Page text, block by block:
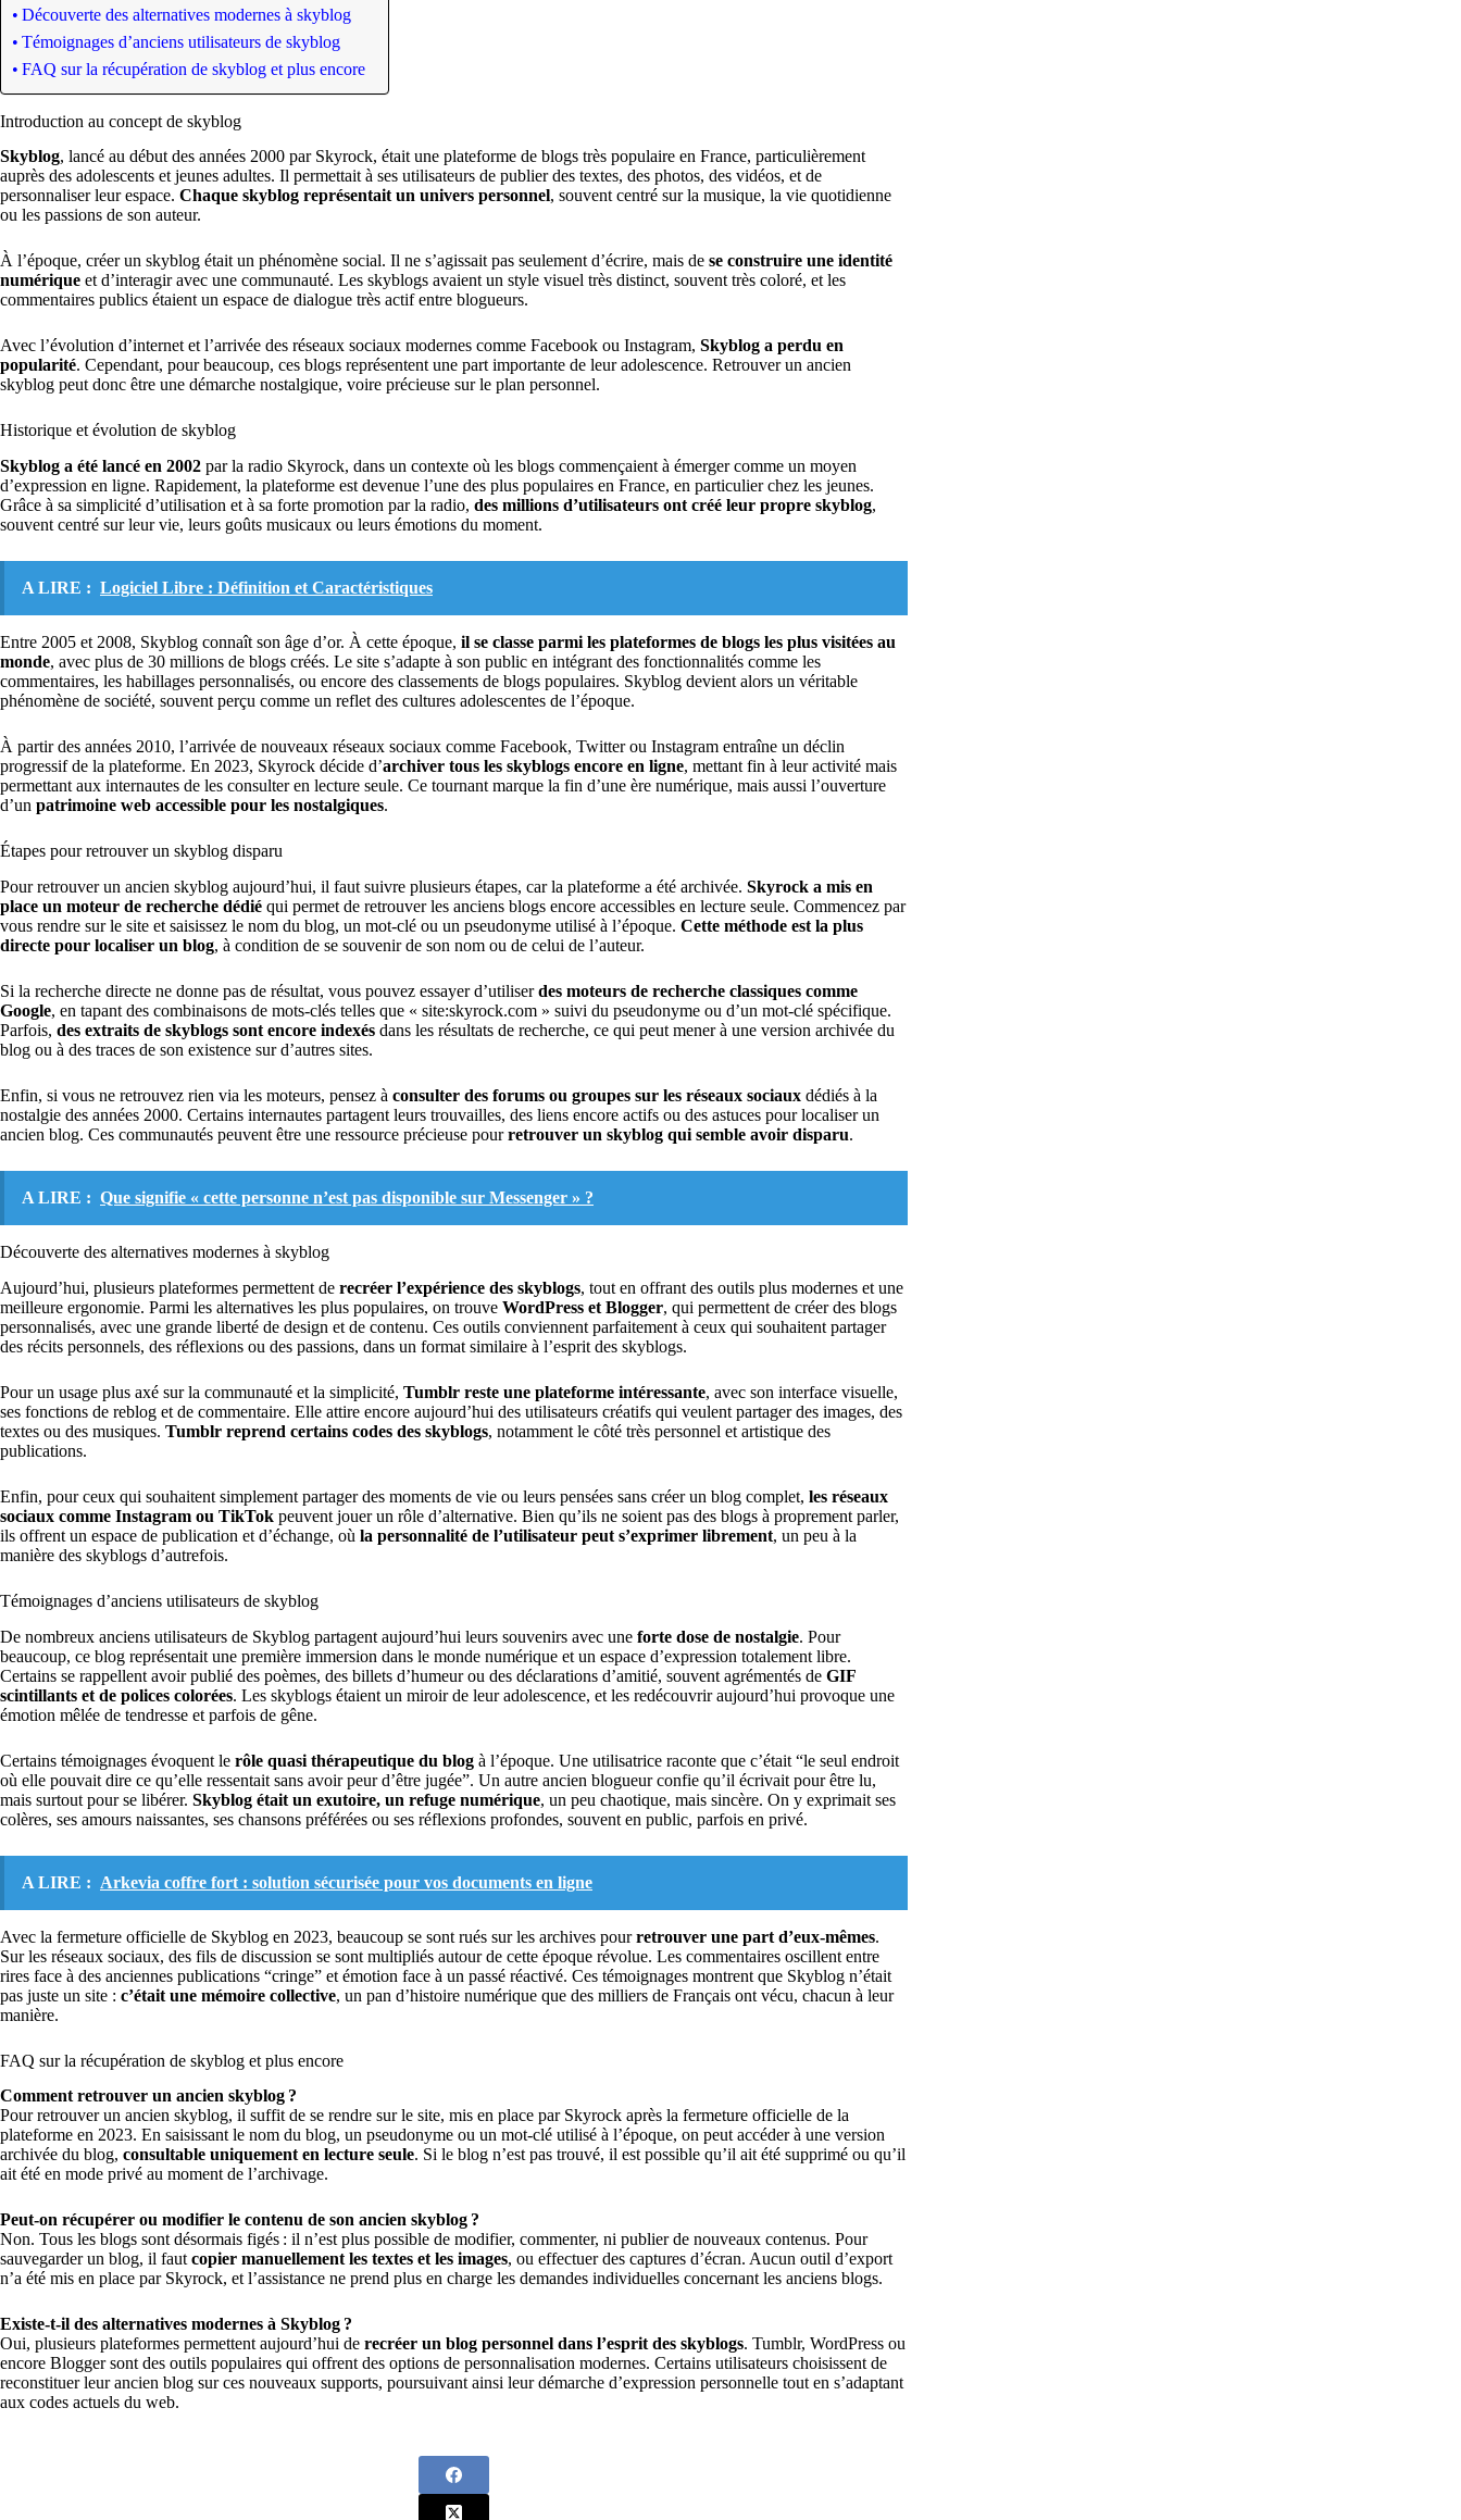
Découverte des alternatives modernes à skyblog
Témoignages d’anciens utilisateurs de skyblog
FAQ sur la récupération de skyblog et plus encore
Introduction au concept de skyblog
Skyblog, lancé au début des années 2000 par Skyrock, était une plateforme de blogs très populaire en France, particulièrement
auprès des adolescents et jeunes adultes. Il permettait à ses utilisateurs de publier des textes, des photos, des vidéos, et de
personnaliser leur espace. Chaque skyblog représentait un univers personnel, souvent centré sur la musique, la vie quotidienne
ou les passions de son auteur.
À l’époque, créer un skyblog était un phénomène social. Il ne s’agissait pas seulement d’écrire, mais de se construire une identité
numérique et d’interagir avec une communauté. Les skyblogs avaient un style visuel très distinct, souvent très coloré, et les
commentaires publics étaient un espace de dialogue très actif entre blogueurs.
Avec l’évolution d’internet et l’arrivée des réseaux sociaux modernes comme Facebook ou Instagram, Skyblog a perdu en
popularité. Cependant, pour beaucoup, ces blogs représentent une part importante de leur adolescence. Retrouver un ancien
skyblog peut donc être une démarche nostalgique, voire précieuse sur le plan personnel.
Historique et évolution de skyblog
Skyblog a été lancé en 2002 par la radio Skyrock, dans un contexte où les blogs commençaient à émerger comme un moyen
d’expression en ligne. Rapidement, la plateforme est devenue l’une des plus populaires en France, en particulier chez les jeunes.
Grâce à sa simplicité d’utilisation et à sa forte promotion par la radio, des millions d’utilisateurs ont créé leur propre skyblog,
souvent centré sur leur vie, leurs goûts musicaux ou leurs émotions du moment.
A LIRE : Logiciel Libre : Définition et Caractéristiques
Entre 2005 et 2008, Skyblog connaît son âge d’or. À cette époque, il se classe parmi les plateformes de blogs les plus visitées au
monde, avec plus de 30 millions de blogs créés. Le site s’adapte à son public en intégrant des fonctionnalités comme les
commentaires, les habillages personnalisés, ou encore des classements de blogs populaires. Skyblog devient alors un véritable
phénomène de société, souvent perçu comme un reflet des cultures adolescentes de l’époque.
À partir des années 2010, l’arrivée de nouveaux réseaux sociaux comme Facebook, Twitter ou Instagram entraîne un déclin
progressif de la plateforme. En 2023, Skyrock décide d’archiver tous les skyblogs encore en ligne, mettant fin à leur activité mais
permettant aux internautes de les consulter en lecture seule. Ce tournant marque la fin d’une ère numérique, mais aussi l’ouverture
d’un patrimoine web accessible pour les nostalgiques.
Étapes pour retrouver un skyblog disparu
Pour retrouver un ancien skyblog aujourd’hui, il faut suivre plusieurs étapes, car la plateforme a été archivée. Skyrock a mis en
place un moteur de recherche dédié qui permet de retrouver les anciens blogs encore accessibles en lecture seule. Commencez par
vous rendre sur le site et saisissez le nom du blog, un mot-clé ou un pseudonyme utilisé à l’époque. Cette méthode est la plus
directe pour localiser un blog, à condition de se souvenir de son nom ou de celui de l’auteur.
Si la recherche directe ne donne pas de résultat, vous pouvez essayer d’utiliserdes moteurs de recherche classiques comme
Google, en tapant des combinaisons de mots-clés telles que « site:skyrock.com » suivi du pseudonyme ou d’un mot-clé spécifique.
Parfois, des extraits de skyblogs sont encore indexés dans les résultats de recherche, ce qui peut mener à une version archivée du
blog ou à des traces de son existence sur d’autres sites.
Enfin, si vous ne retrouvez rien via les moteurs, pensez à consulter des forums ou groupes sur les réseaux sociaux dédiés à la
nostalgie des années 2000. Certains internautes partagent leurs trouvailles, des liens encore actifs ou des astuces pour localiser un
ancien blog. Ces communautés peuvent être une ressource précieuse pourretrouver un skyblog qui semble avoir disparu.
A LIRE : Que signifie « cette personne n’est pas disponible sur Messenger » ?
Découverte des alternatives modernes à skyblog
Aujourd’hui, plusieurs plateformes permettent de recréer l’expérience des skyblogs, tout en offrant des outils plus modernes et une
meilleure ergonomie. Parmi les alternatives les plus populaires, on trouve WordPress et Blogger, qui permettent de créer des blogs
personnalisés, avec une grande liberté de design et de contenu. Ces outils conviennent parfaitement à ceux qui souhaitent partager
des récits personnels, des réflexions ou des passions, dans un format similaire à l’esprit des skyblogs.
Pour un usage plus axé sur la communauté et la simplicité, Tumblr reste une plateforme intéressante, avec son interface visuelle,
ses fonctions de reblog et de commentaire. Elle attire encore aujourd’hui des utilisateurs créatifs qui veulent partager des images, des
textes ou des musiques. Tumblr reprend certains codes des skyblogs, notamment le côté très personnel et artistique des
publications.
Enfin, pour ceux qui souhaitent simplement partager des moments de vie ou leurs pensées sans créer un blog complet, les réseaux
sociaux comme Instagram ou TikTok peuvent jouer un rôle d’alternative. Bien qu’ils ne soient pas des blogs à proprement parler,
ils offrent un espace de publication et d’échange, où la personnalité de l’utilisateur peut s’exprimer librement, un peu à la
manière des skyblogs d’autrefois.
Témoignages d’anciens utilisateurs de skyblog
De nombreux anciens utilisateurs de Skyblog partagent aujourd’hui leurs souvenirs avec une forte dose de nostalgie. Pour
beaucoup, ce blog représentait une première immersion dans le monde numérique et un espace d’expression totalement libre.
Certains se rappellent avoir publié des poèmes, des billets d’humeur ou des déclarations d’amitié, souvent agrémentés de GIF
scintillants et de polices colorées. Les skyblogs étaient un miroir de leur adolescence, et les redécouvrir aujourd’hui provoque une
émotion mêlée de tendresse et parfois de gêne.
Certains témoignages évoquent le rôle quasi thérapeutique du blog à l’époque. Une utilisatrice raconte que c’était “le seul endroit
où elle pouvait dire ce qu’elle ressentait sans avoir peur d’être jugée”. Un autre ancien blogueur confie qu’il écrivait pour être lu,
mais surtout pour se libérer. Skyblog était un exutoire, un refuge numérique, un peu chaotique, mais sincère. On y exprimait ses
colères, ses amours naissantes, ses chansons préférées ou ses réflexions profondes, souvent en public, parfois en privé.
A LIRE : Arkevia coffre fort : solution sécurisée pour vos documents en ligne
Avec la fermeture officielle de Skyblog en 2023, beaucoup se sont rués sur les archives pourretrouver une part d’eux-mêmes.
Sur les réseaux sociaux, des fils de discussion se sont multipliés autour de cette époque révolue. Les commentaires oscillent entre
rires face à des anciennes publications “cringe” et émotion face à un passé réactivé. Ces témoignages montrent que Skyblog n’était
pas juste un site : c’était une mémoire collective, un pan d’histoire numérique que des milliers de Français ont vécu, chacun à leur
manière.
FAQ sur la récupération de skyblog et plus encore
Comment retrouver un ancien skyblog ?
Pour retrouver un ancien skyblog, il suffit de se rendre sur le site, mis en place par Skyrock après la fermeture officielle de la
plateforme en 2023. En saisissant le nom du blog, un pseudonyme ou un mot-clé utilisé à l’époque, on peut accéder à une version
archivée du blog, consultable uniquement en lecture seule. Si le blog n’est pas trouvé, il est possible qu’il ait été supprimé ou qu’il
ait été en mode privé au moment de l’archivage.
Peut-on récupérer ou modifier le contenu de son ancien skyblog ?
Non. Tous les blogs sont désormais figés : il n’est plus possible de modifier, commenter, ni publier de nouveaux contenus. Pour
sauvegarder un blog, il fautcopier manuellement les textes et les images, ou effectuer des captures d’écran. Aucun outil d’export
n’a été mis en place par Skyrock, et l’assistance ne prend plus en charge les demandes individuelles concernant les anciens blogs.
Existe-t-il des alternatives modernes à Skyblog ?
Oui, plusieurs plateformes permettent aujourd’hui de recréer un blog personnel dans l’esprit des skyblogs. Tumblr, WordPress ou
encore Blogger sont des outils populaires qui offrent des options de personnalisation modernes. Certains utilisateurs choisissent de
reconstituer leur ancien blog sur ces nouveaux supports, poursuivant ainsi leur démarche d’expression personnelle tout en s’adaptant
aux codes actuels du web.